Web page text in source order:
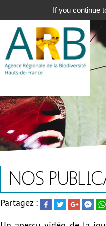
contenu
principal
NOS
Partagez :
If you continue